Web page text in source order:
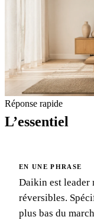
Réponse rapide
L’essentiel
EN UNE PHRASE
Daikin est leader
réversibles.
plus bas du